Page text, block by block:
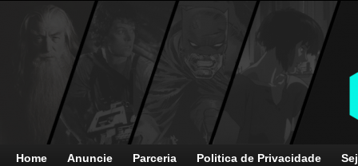
Home Anuncie Parceria Politica de Privacidade